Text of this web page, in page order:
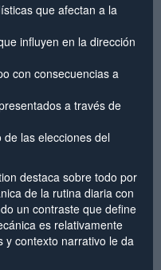
que afectan a la
influyen en la dirección
con consecuencias a
a través de
las elecciones del
destaca sobre todo por
de la rutina diaria con
un contraste que define
es relativamente
y contexto narrativo le da